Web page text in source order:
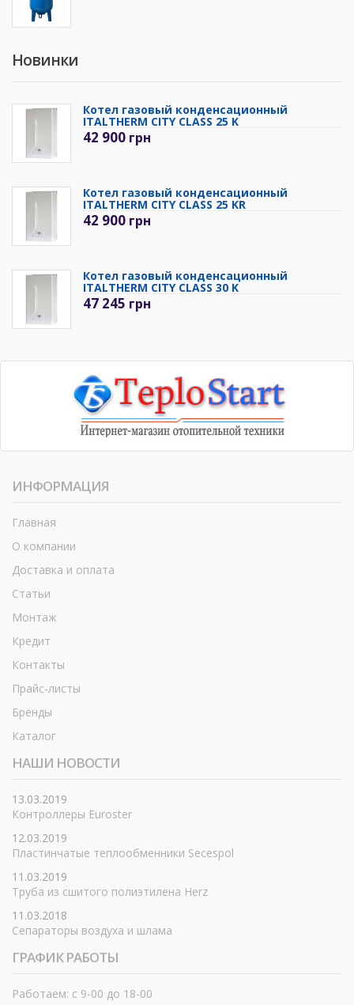
Новинки
Котел газовый конденсационный
ITALTHERM CITY CLASS 25 K
42 900 грн
Котел газовый конденсационный
ITALTHERM CITY CLASS 25 KR
42 900 грн
Котел газовый конденсационный
ITALTHERM CITY CLASS 30 K
47 245 грн
ИНФОРМАЦИЯ
Главная
О компании
Доставка и оплата
Статьи
Монтаж
Кредит
Контакты
Прайс-листы
Бренды
Каталог
НАШИ НОВОСТИ
13.03.2019
Контроллеры Euroster
12.03.2019
Пластинчатые теплообменники Secespol
11.03.2019
Труба из сшитого полиэтилена Herz
11.03.2018
Сепараторы воздуха и шлама
ГРАФИК РАБОТЫ
Работаем: с 9-00 до 18-00